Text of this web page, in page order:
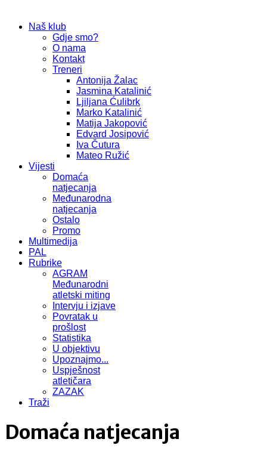
Naš klub
Gdje smo?
O nama
Kontakt
Treneri
Antonija Žalac
Jasmina Katalinić
Ljiljana Ćulibrk
Marko Katalinić
Matija Jakopović
Edvard Josipović
Iva Čutura
Mateo Ružić
Vijesti
Domaća
natjecanja
Međunarodna
natjecanja
Ostalo
Promo
Multimedija
PAL
Rubrike
AGRAM
Međunarodni
atletski miting
Intervju i izjave
Povratak u
prošlost
Statistika
U objektivu
Upoznajmo...
Uspješnost
atletičara
ZAZAK
Traži
Domaća natjecanja